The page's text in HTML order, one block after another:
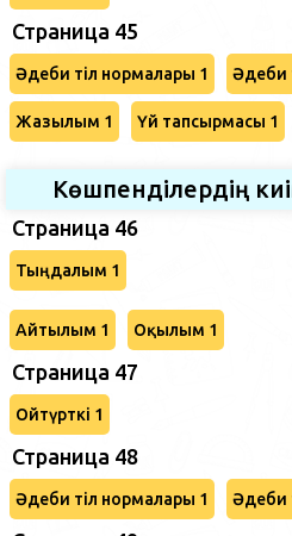
Страница 45
Әдеби тіл нормалары 1 Әдеби
Жазылым 1 Үй тапсырмасы 1
Көшпенділердің
Страница 46
Тыңдалым 1
Айтылым 1 Оқылым 1
Страница 47
Ойтүрткі 1
Страница 48
Әдеби тіл нормалары 1 Әдеби